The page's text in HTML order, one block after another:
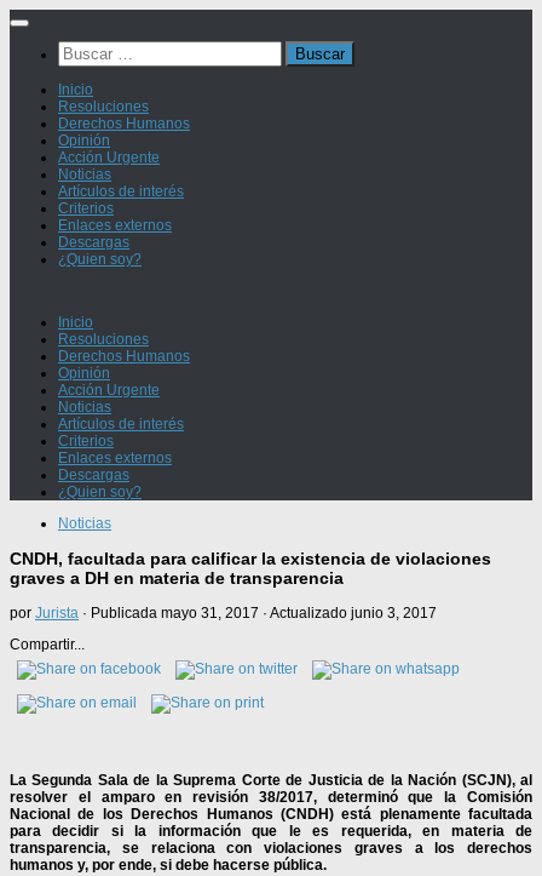
Saltar
contenidoBuscar:
Inicio
Resoluciones
Derechos Humanos
Opinión
Acción Urgente
Noticias
Artículos de interés
Criterios
Enlaces externos
Descargas
¿Quien soy?
Inicio
Resoluciones
Derechos Humanos
Opinión
Acción Urgente
Noticias
Artículos de interés
Criterios
Enlaces externos
Descargas
¿Quien soy?
Noticias
CNDH, facultada para calificar la existencia de violaciones
graves a DH en materia de transparencia
por Jurista · Publicada mayo 31, 2017 · Actualizado junio 3, 2017
Compartir...
La Segunda Sala de la Suprema Corte de Justicia de la Nación (SCJN), al
resolver el amparo en revisión 38/2017, determinó que la Comisión
Nacional de los Derechos Humanos (CNDH) está plenamente facultada
para decidir si la información que le es requerida, en materia de
transparencia, se relaciona con violaciones graves a los derechos
humanos y, por ende, si debe hacerse pública.